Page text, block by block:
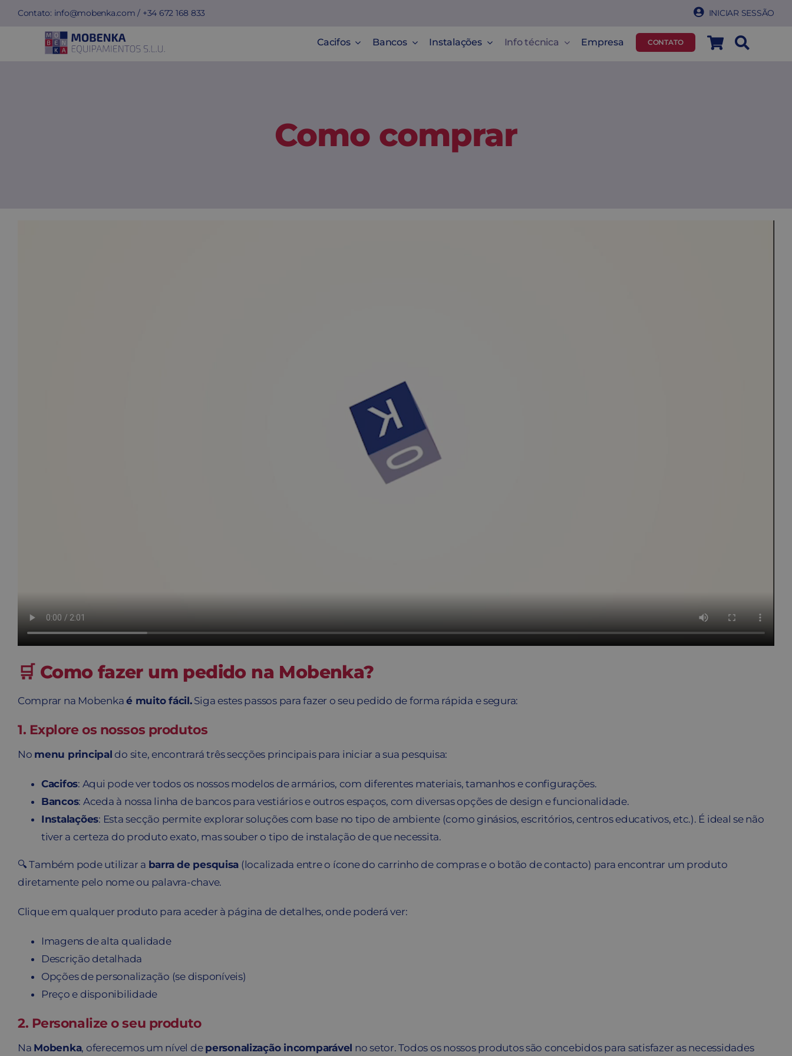
SkipContato: info@mobenka.com / +34 672 168 833 INICIAR SESSÃO
Cacifos Bancos Instalações Info técnica Empresa CONTATO
Como comprar
🛒 Como fazer um pedido na Mobenka?
Comprar na Mobenkaé muito fácil.Siga estes passos para fazer o seu pedido de forma rápida e segura:
1. Explore os nossos produtos
No menu principal do site, encontrará três secções principais para iniciar a sua pesquisa:
Cacifos: Aqui pode ver todos os nossos modelos de armários, com diferentes materiais, tamanhos e configurações.
Bancos: Aceda à nossa linha de bancos para vestiários e outros espaços, com diversas opções de design e funcionalidade.
Instalações: Esta secção permite explorar soluções com base no tipo de ambiente (como ginásios, escritórios, centros educativos, etc.). É ideal se não
tiver a certeza do produto exato, mas souber o tipo de instalação de que necessita.
🔍 Também pode utilizar a barra de pesquisa (localizada entre o ícone do carrinho de compras e o botão de contacto) para encontrar um produto
diretamente pelo nome ou palavra-chave.
Clique em qualquer produto para aceder à página de detalhes, onde poderá ver:
Imagens de alta qualidade
Descrição detalhada
Opções de personalização (se disponíveis)
Preço e disponibilidade
2. Personalize o seu produto
Na Mobenka, oferecemos um nível de personalização incomparável no setor. Todos os nossos produtos são concebidos para satisfazer as necessidades